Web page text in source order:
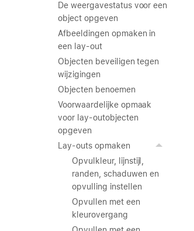
De weergavestatus voor een
object opgeven
Afbeeldingen opmaken in
een lay-out
Objecten beveiligen tegen
wijzigingen
Objecten benoemen
Voorwaardelijke opmaak
voor lay-outobjecten
opgeven
Lay-outs opmaken
Opvulkleur, lijnstijl,
randen, schaduwen en
opvulling instellen
Opvullen met een
kleurovergang